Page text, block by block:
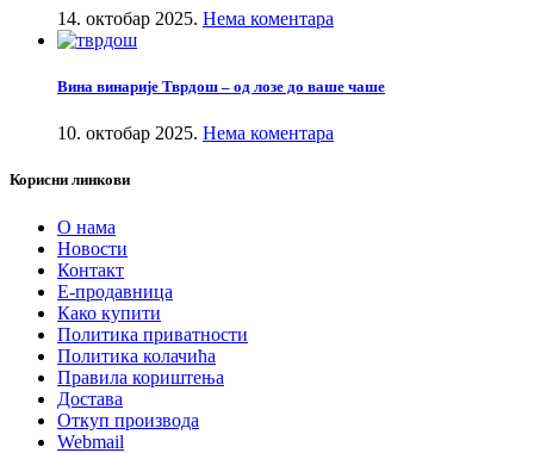
14. октобар 2025. Нема коментара
Вина винарије Тврдош – од лозе до ваше чаше
10. октобар 2025. Нема коментара
Корисни линкови
О нама
Новости
Контакт
Е-продавница
Како купити
Политика приватности
Политика колачића
Правила кориштења
Достава
Откуп производа
Webmail